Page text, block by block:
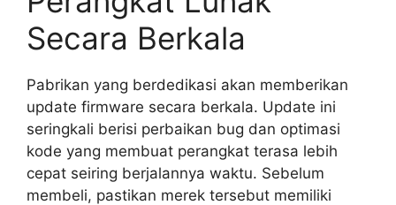
Secara Berkala
Pabrikan yang berdedikasi akan memberikan
update firmware secara berkala. Update ini
seringkali berisi perbaikan bug dan optimasi
kode yang membuat perangkat terasa lebih
cepat seiring berjalannya waktu. Sebelum
membeli, pastikan merek tersebut memiliki